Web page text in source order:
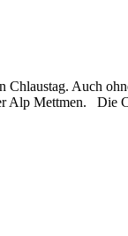
Auch
Alp Mettmen. Die